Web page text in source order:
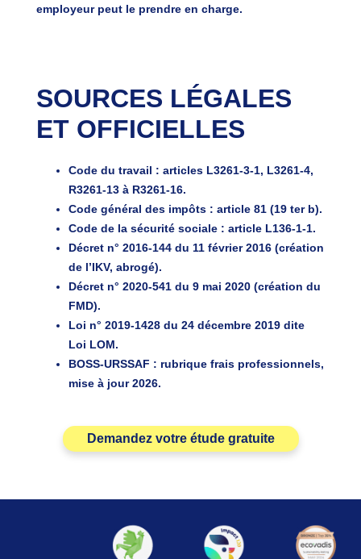
employeur peut le prendre en charge.
SOURCES LÉGALES
ET OFFICIELLES
Code du travail : articles L3261-3-1, L3261-4,
R3261-13 à R3261-16.
Code général des impôts: article 81 (19 ter b).
Code de la sécurité sociale: article L136-1-1.
Décret n° 2016-144 du 11 février 2016(création
de l’IKV, abrogé).
Décret n° 2020-541 du 9 mai 2020(création du
FMD).
Loi n° 2019-1428 du 24 décembre 2019dite
Loi LOM.
BOSS-URSSAF : rubrique frais professionnels,
mise à jour 2026.
Demandez votre étude gratuite